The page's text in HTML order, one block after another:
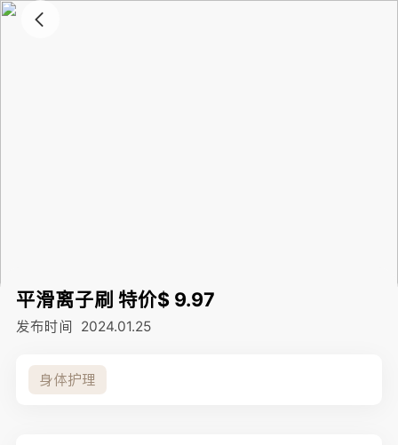
平滑离子刷 特价$ 9.97
发布时间 2024.01.25
身体护理